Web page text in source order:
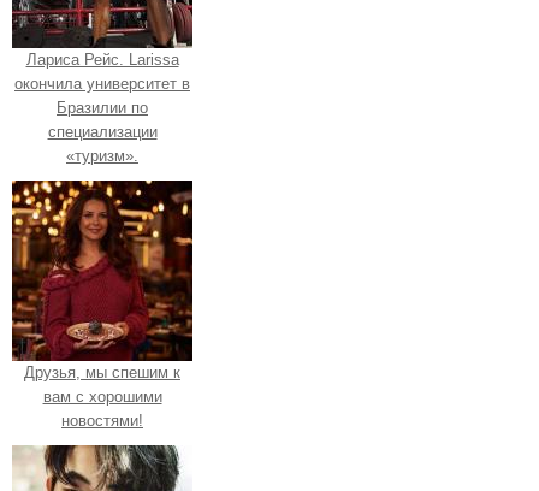
Лариса Рейс. Larissa
окончила университет в
Бразилии по
специализации
«туризм».
Друзья, мы спешим к
вам с хорошими
новостями!